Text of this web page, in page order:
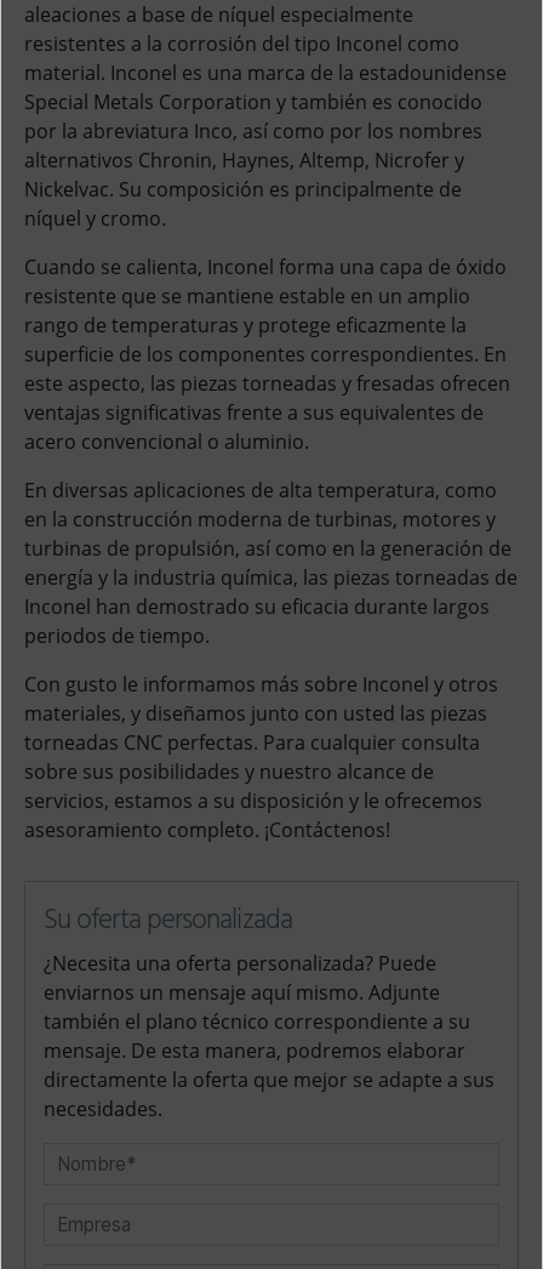
aleaciones a base de níquel especialmente
resistentes a la corrosión del tipo Inconel como
material. Inconel es una marca de la estadounidense
Special Metals Corporation y también es conocido
por la abreviatura Inco, así como por los nombres
alternativos Chronin, Haynes, Altemp, Nicrofer y
Nickelvac. Su composición es principalmente de
níquel y cromo.
Cuando se calienta, Inconel forma una capa de óxido
resistente que se mantiene estable en un amplio
rango de temperaturas y protege eficazmente la
superficie de los componentes correspondientes. En
este aspecto, las piezas torneadas y fresadas ofrecen
ventajas significativas frente a sus equivalentes de
acero convencional o aluminio.
En diversas aplicaciones de alta temperatura, como
en la construcción moderna de turbinas, motores y
turbinas de propulsión, así como en la generación de
energía y la industria química, las piezas torneadas de
Inconel han demostrado su eficacia durante largos
periodos de tiempo.
Con gusto le informamos más sobre Inconel y otros
materiales, y diseñamos junto con usted las piezas
torneadas CNC perfectas. Para cualquier consulta
sobre sus posibilidades y nuestro alcance de
servicios, estamos a su disposición y le ofrecemos
asesoramiento completo. ¡Contáctenos!
Su oferta personalizada
¿Necesita una oferta personalizada? Puede
enviarnos un mensaje aquí mismo. Adjunte
también el plano técnico correspondiente a su
mensaje. De esta manera, podremos elaborar
directamente la oferta que mejor se adapte a sus
necesidades.